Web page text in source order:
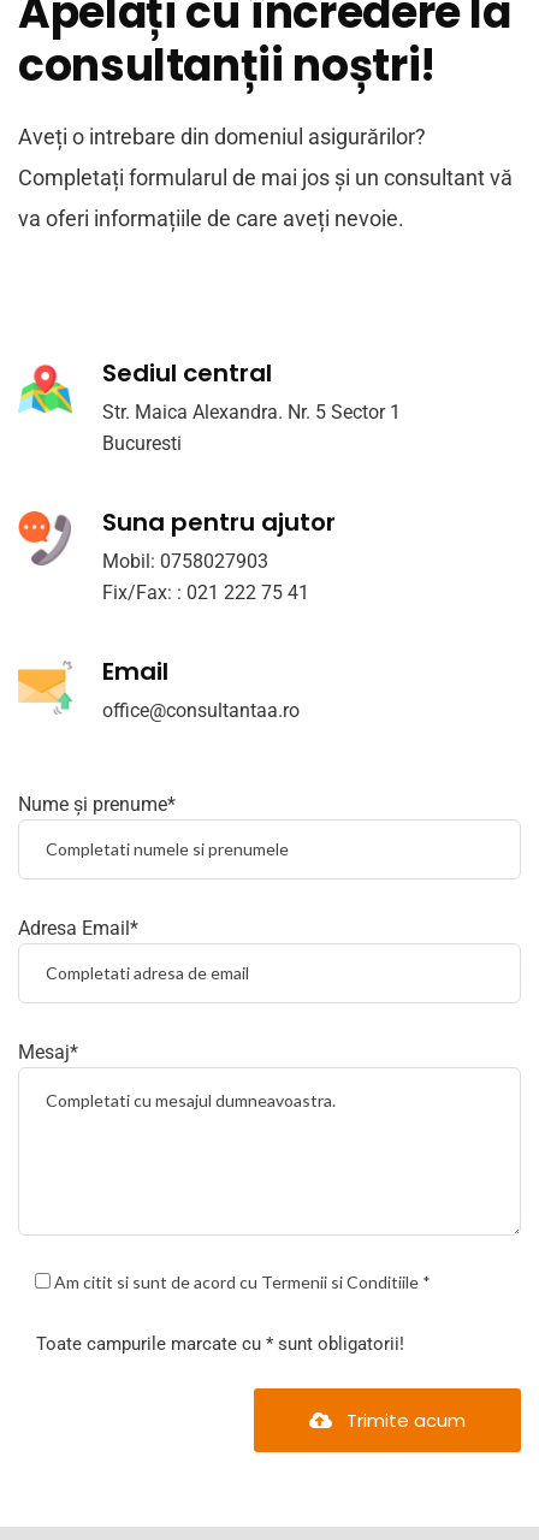
Apelați cu încredere la
consultanții noștri!
Aveți o intrebare din domeniul asigurărilor?
Completați formularul de mai jos și un consultant vă
va oferi informațiile de care aveți nevoie.
Sediul central
Str. Maica Alexandra. Nr. 5 Sector 1
Bucuresti
Suna pentru ajutor
Mobil: 0758027903
Fix/Fax: : 021 222 75 41
Email
office@consultantaa.ro
Nume și prenume*
Adresa Email*
Mesaj*
Am citit si sunt de acord cu Termenii si Conditiile *
Toate campurile marcate cu * sunt obligatorii!
Trimite acum